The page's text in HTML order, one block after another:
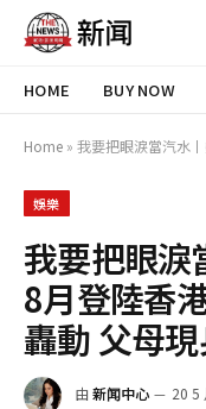
HOME BUY NOW
Home » 我要把眼淚當汽水丨魏嘉瑩
娛樂
我要把眼淚
8月登陸香
轟動 父母
由 新闻中心 20 5